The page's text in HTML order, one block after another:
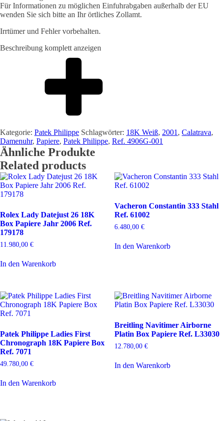
Für Informationen zu möglichen Einfuhrabgaben außerhalb der EU
wenden Sie sich bitte an Ihr örtliches Zollamt.
Irrtümer und Fehler vorbehalten.
Beschreibung komplett anzeigen
Kategorie: Patek Philippe Schlagwörter: 18K Weiß, 2001 , Calatrava,
Damenuhr, Papiere, Patek Philippe, Ref. 4906G-001
Ähnliche Produkte
Related products
Rolex Lady Datejust 26 18K
Box Papiere Jahr 2006 Ref.
179178
11.980,00 €
In den Warenkorb
Vacheron Constantin 333 Stahl
Ref. 61002
6.480,00 €
In den Warenkorb
Patek Philippe Ladies First
Chronograph 18K Papiere Box
Ref. 7071
49.780,00 €
In den Warenkorb
Breitling Navitimer Airborne
Platin Box Papiere Ref. L33030
12.780,00 €
In den Warenkorb